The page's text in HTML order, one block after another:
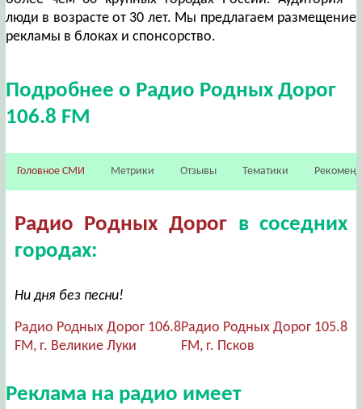
люди в возрасте от 30 лет. Мы предлагаем размещение
рекламы в блоках и спонсорство.
Подробнее о Радио Родных Дорог
106.8 FM
Головное СМИ Метрики Отзывы Тематики
Радио Родных Дорогв соседних
городах:
Ни дня без песни!
Радио Родных Дорог 106.8
FM, г. Великие Луки
Радио Родных Дорог 105.8
FM, г. Псков
Реклама на радио имеет